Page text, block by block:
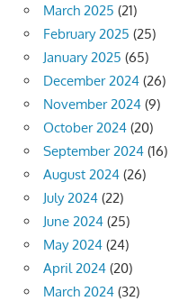
March 2025 (21)
February 2025 (25)
January 2025 (65)
December 2024 (26)
November 2024 (9)
October 2024 (20)
September 2024 (16)
August 2024 (26)
July 2024 (22)
June 2024 (25)
May 2024 (24)
April 2024 (20)
March 2024 (32)